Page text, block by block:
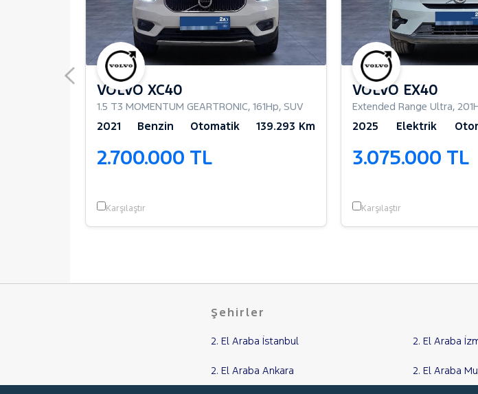
VOLVO XC40
1.5 T3 MOMENTUM GEARTRONIC, 161Hp, SUV
2021 Benzin Otomatik 139.293 Km
2.700.000 TL
Karşılaştır
VOLVO EX40
Extended Range Ultra,
2025 Elektrik
3.075.000 TL
Karşılaştır
Şehirler
2. El Araba İstanbul 2. El Araba
2. El Araba Ankara 2. El Araba